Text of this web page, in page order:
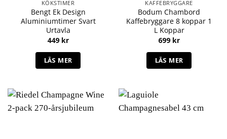
KÖKSTIMER
Bengt Ek Design
Aluminiumtimer Svart
Urtavla
449 kr
LÄS MER
KAFFEBRYGGARE
Bodum Chambord
Kaffebryggare 8 koppar 1
L Koppar
699 kr
LÄS MER